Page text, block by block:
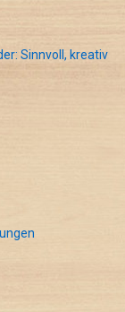
Sinnvoll, kreativ